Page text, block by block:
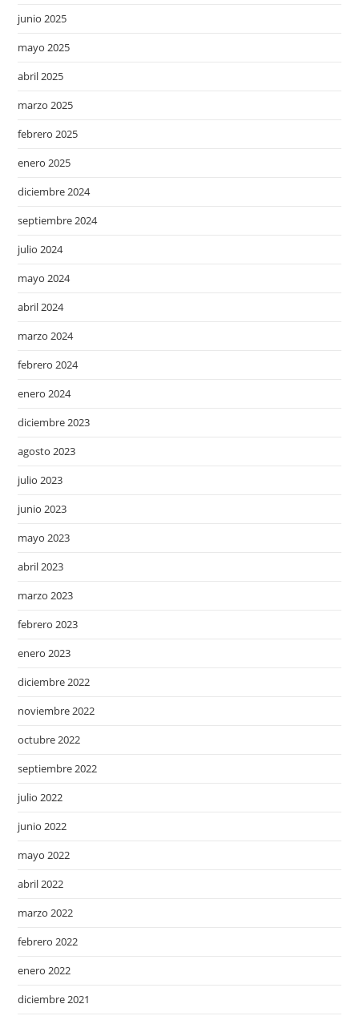
junio 2025
mayo 2025
abril 2025
marzo 2025
febrero 2025
enero 2025
diciembre 2024
septiembre 2024
julio 2024
mayo 2024
abril 2024
marzo 2024
febrero 2024
enero 2024
diciembre 2023
agosto 2023
julio 2023
junio 2023
mayo 2023
abril 2023
marzo 2023
febrero 2023
enero 2023
diciembre 2022
noviembre 2022
octubre 2022
septiembre 2022
julio 2022
junio 2022
mayo 2022
abril 2022
marzo 2022
febrero 2022
enero 2022
diciembre 2021